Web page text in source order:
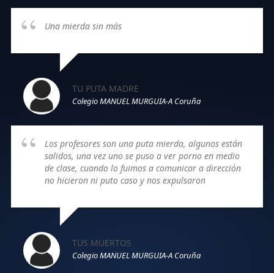
Una mierda sin más
TU PUTA MADRE
Colegio MANUEL MURGUIA-A Coruña
Los profesores son una puta mierda, algunos están
salidos, una vez uno se puso a ver porno en medio
de clase, cuando lo fuimos a comunicar a dirección
no hicieron ni puto caso y nos expulsaron
TUS MUERTOS
Colegio MANUEL MURGUIA-A Coruña